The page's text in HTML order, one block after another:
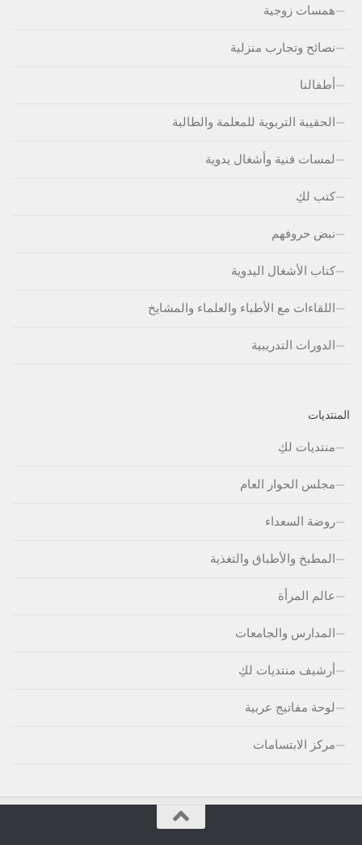
همسات زوجية
نصائح وتجارب منزلية
أطفالنا
الحقيبة التربوية للمعلمة والطالبة
لمسات فنية وأشغال يدوية
كتب لكِ
نبض حروفهم
كتاب الأشغال اليدوية
اللقاءات مع الأطباء والعلماء والمشايخ
الدورات التدريبية
المنتديات
منتديات لكِ
مجلس الحوار العام
روضة السعداء
المطبخ والأطباق والتغذية
عالم المرأة
المدارس والجامعات
أرشيف منتديات لكِ
لوحة مفاتيج عربية
مركز الابتسامات